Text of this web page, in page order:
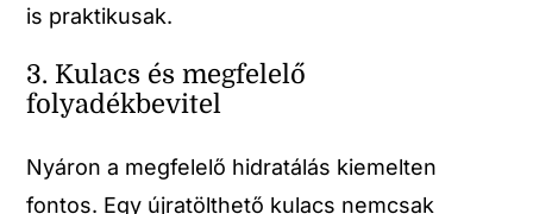
is praktikusak.
3. Kulacs és megfelelő
folyadékbevitel
Nyáron a megfelelő hidratálás kiemelten
fontos. Egy újratölthető kulacs nemcsak